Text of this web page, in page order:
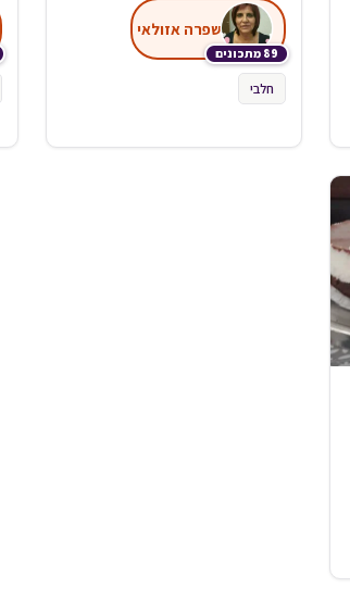
89 מתכונים
שפרה אזולאי
חלבי